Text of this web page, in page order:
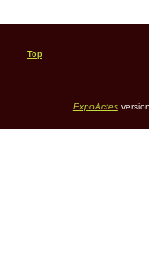
Top
ExpoActes